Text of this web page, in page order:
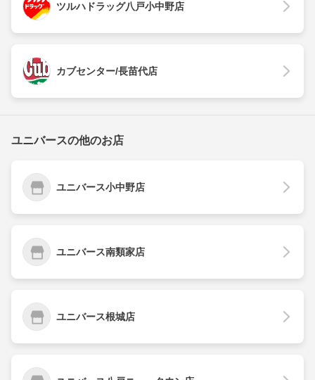
ツルハドラッグ八戸小中野店
カブセンター/長苗代店
ユニバースの他のお店
ユニバース小中野店
ユニバース南類家店
ユニバース根城店